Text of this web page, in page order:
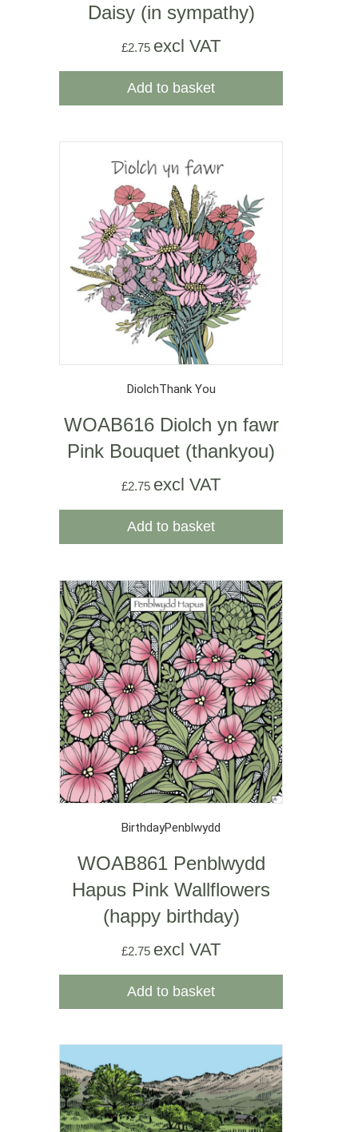
Daisy (in sympathy)
£2.75 excl VAT
Add to basket
DiolchThank You
WOAB616 Diolch yn fawr
Pink Bouquet (thankyou)
£2.75 excl VAT
Add to basket
BirthdayPenblwydd
WOAB861 Penblwydd
Hapus Pink Wallflowers
(happy birthday)
£2.75 excl VAT
Add to basket